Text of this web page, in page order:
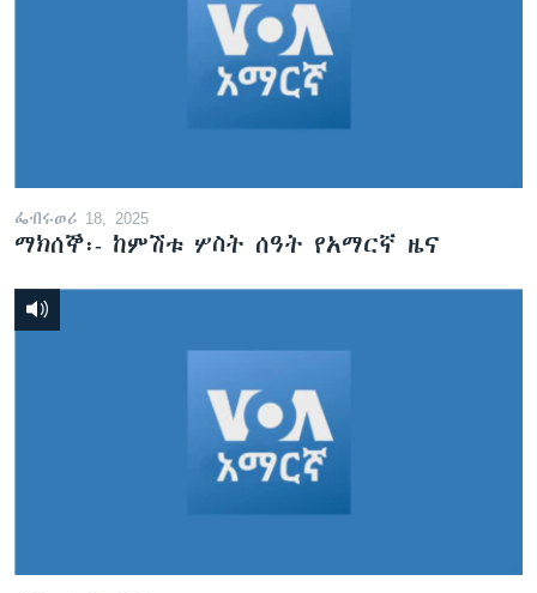
ፌብሩወሪ 18, 2025
ማክሰኞ፡- ከምሽቱ ሦስት ሰዓት የአማርኛ ዜና